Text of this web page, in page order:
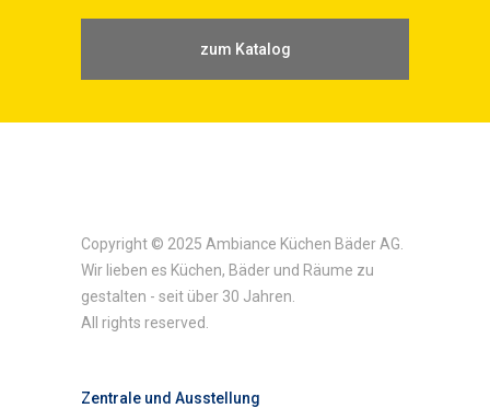
zum Katalog
Copyright © 2025 Ambiance Küchen Bäder AG.
Wir lieben es Küchen, Bäder und Räume zu
gestalten - seit über 30 Jahren.
All rights reserved.
Zentrale und Ausstellung